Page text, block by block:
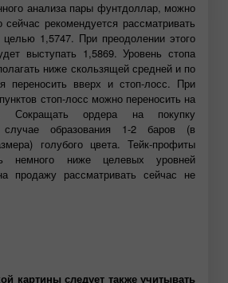
анализа пары фунтдоллар, можно
рекомендуется рассматривать
1,5747. При преодолении этого
выступать 1,5869. Уровень стопа
ниже скользящей средней и по
переносить вверх и стоп-лосс. При
стоп-лосс можно переносить на
Сокращать ордера на покупку
случае образования 1-2 баров (в
голубого цвета. Тейк-профиты
немного ниже целевых уровней
продажу рассматривать сейчас не
картины следует также учитывать